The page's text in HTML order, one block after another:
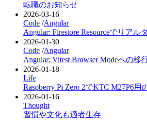
転職のお知らせ
2026-03-16
Code /Angular
Angular: Firestore Resourceでリア
2026-01-30
Code /Angular
Angular: Vitest Browser Modeへの移
2026-01-18
Life
Raspberry Pi Zero 2でKTC M27P6
2026-01-16
Thought
習慣や文化も適者生存